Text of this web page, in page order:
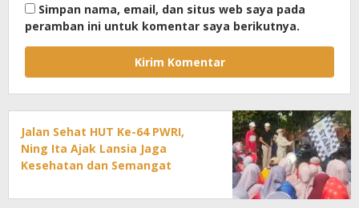
Simpan nama, email, dan situs web saya pada
peramban ini untuk komentar saya berikutnya.
Jalan Sehat HUT Ke-64 PWRI,
Ning Ita Ajak Lansia Jaga
Kesehatan dan Semangat